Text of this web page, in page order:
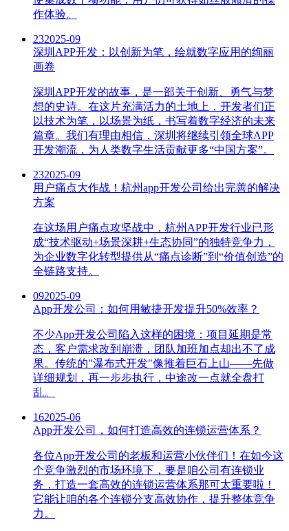
作体验。
232025-09
深圳APP开发：以创新为笔，绘就数字应用的绚丽
画卷
深圳APP开发的故事，是一部关于创新、勇气与梦
想的史诗。在这片充满活力的土地上，开发者们正
以技术为笔，以场景为纸，书写着数字经济的未来
篇章。我们有理由相信，深圳将继续引领全球APP
开发潮流，为人类数字生活贡献更多“中国方案”。
232025-09
用户痛点大作战！杭州app开发公司给出完善的解决
方案
在这场用户痛点攻坚战中，杭州APP开发行业已形
成“技术驱动+场景深耕+生态协同”的独特竞争力，
为企业数字化转型提供从“痛点诊断”到“价值创造”的
全链路支持。
092025-09
App开发公司：如何用敏捷开发提升50%效率？
不少App开发公司陷入这样的困境：项目延期是常
态，客户需求改到崩溃，团队加班加点却出不了成
果。传统的"瀑布式开发"像推着巨石上山——先做
详细规划，再一步步执行，中途改一点就全盘打
乱。
162025-06
App开发公司，如何打造高效的连锁运营体系？
各位App开发公司的老板和运营小伙伴们！在如今这
个竞争激烈的市场环境下，要是咱公司有连锁业
务，打造一套高效的连锁运营体系那可太重要啦！
它能让咱的各个连锁分支高效协作，提升整体竞争
力。